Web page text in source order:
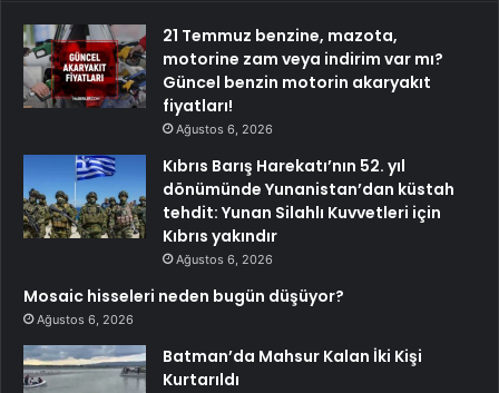
21 Temmuz benzine, mazota,
motorine zam veya indirim var mı?
Güncel benzin motorin akaryakıt
fiyatları!
Ağustos 6, 2026
Kıbrıs Barış Harekatı’nın 52. yıl
dönümünde Yunanistan’dan küstah
tehdit: Yunan Silahlı Kuvvetleri için
Kıbrıs yakındır
Ağustos 6, 2026
Mosaic hisseleri neden bugün düşüyor?
Ağustos 6, 2026
Batman’da Mahsur Kalan İki Kişi
Kurtarıldı